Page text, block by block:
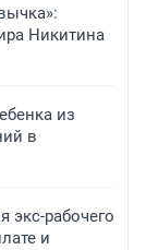
Никитина
из
в
экс-рабочего
и